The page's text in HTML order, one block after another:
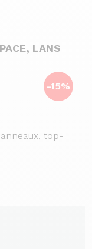
LANS
-15%
top-